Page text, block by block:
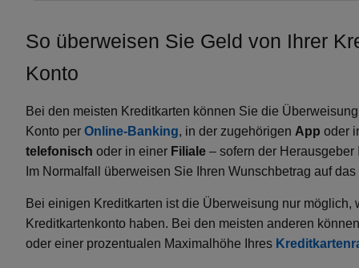
So überweisen Sie Geld von Ihrer
Konto
Bei den meisten Kreditkarten können Sie die
Konto per Online-Banking, in der zugehörigen App oder
telefonisch oder in einer Filiale – sofern der
Im Normalfall überweisen Sie Ihren Wunschbetrag auf
Bei einigen Kreditkarten ist die Überweisung nur möglich,
Kreditkartenkonto haben. Bei den meisten anderen
oder einer prozentualen Maximalhöhe Ihres